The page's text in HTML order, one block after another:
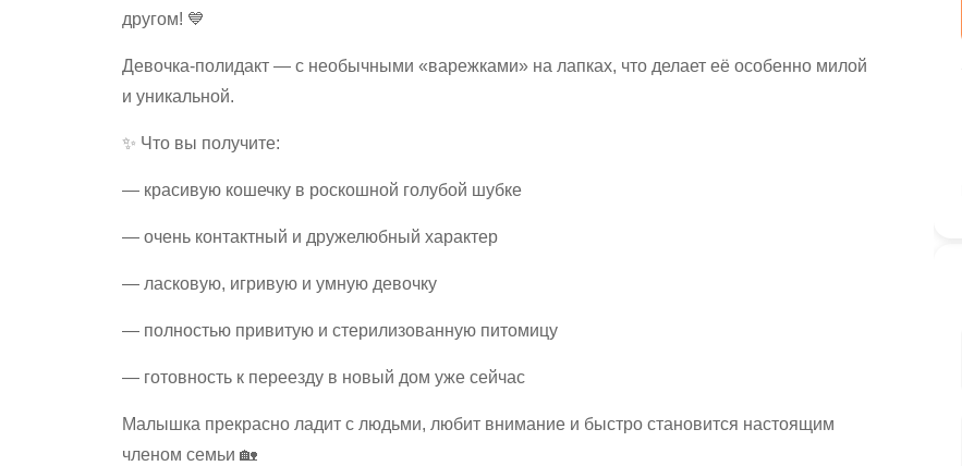
другом! 💙
Девочка-полидакт — с необычными «варежками» на лапках, что делает её особенно милой
и уникальной.
✨ Что вы получите:
— красивую кошечку в роскошной голубой шубке
— очень контактный и дружелюбный характер
— ласковую, игривую и умную девочку
— полностью привитую и стерилизованную питомицу
— готовность к переезду в новый дом уже сейчас
Малышка прекрасно ладит с людьми, любит внимание и быстро становится настоящим
членом семьи 🏡